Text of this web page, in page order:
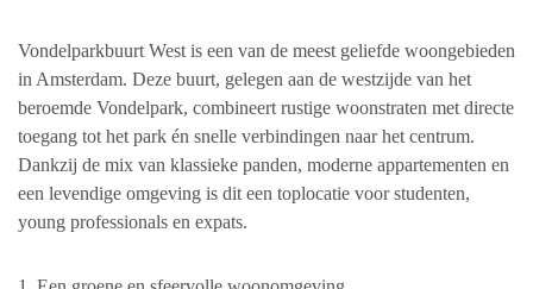
Vondelparkbuurt West is een van de meest geliefde woongebieden
in Amsterdam. Deze buurt, gelegen aan de westzijde van het
beroemde Vondelpark, combineert rustige woonstraten met directe
toegang tot het park én snelle verbindingen naar het centrum.
Dankzij de mix van klassieke panden, moderne appartementen en
een levendige omgeving is dit een toplocatie voor studenten,
young professionals en expats.